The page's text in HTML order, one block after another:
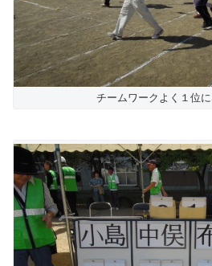
チームワークよく１位